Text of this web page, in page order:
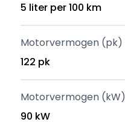
5 liter per 100 km
Motorvermogen (pk)
122 pk
Motorvermogen (kW)
90 kW